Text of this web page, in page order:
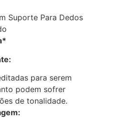
Suporte Para Dedos
para serem
podem sofrer
de tonalidade.